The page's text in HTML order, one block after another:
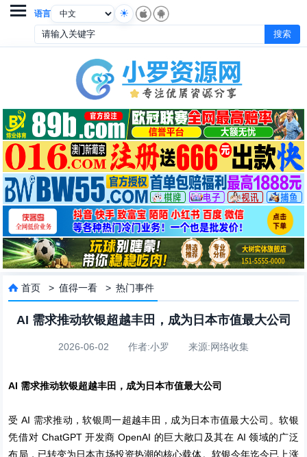
语言

 首页 >值得一看 >热门事件
AI 需求推动软银超越丰田，成为日本市值最大公司
2026-06-02 作者:小罗 来源:网络收集
AI 需求推动软银超越丰田，成为日本市值最大公司
受 AI 需求推动，软银周一超越丰田，成为日本市值最大公司。软银
凭借对 ChatGPT 开发商 OpenAI 的巨大敞口及其在 AI 领域的广泛
布局，已转变为日本市场投资热潮的核心载体。软银今年迄今已上涨